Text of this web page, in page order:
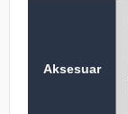
Aksesuar